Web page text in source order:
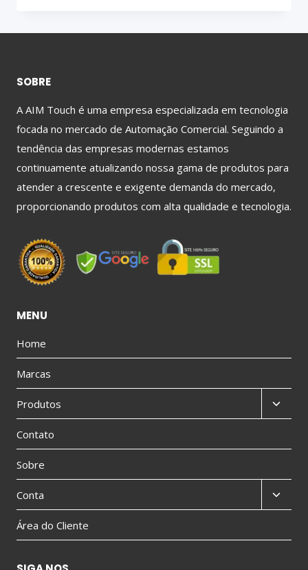
SOBRE
A AIM Touch é uma empresa especializada em tecnologia
focada no mercado de Automação Comercial. Seguindo a
tendência das empresas modernas estamos
continuamente atualizando nossa gama de produtos para
atender a crescente e exigente demanda do mercado,
proporcionando produtos com alta qualidade e tecnologia.
MENU
Home
Marcas
Produtos
Contato
Sobre
Conta
Área do Cliente